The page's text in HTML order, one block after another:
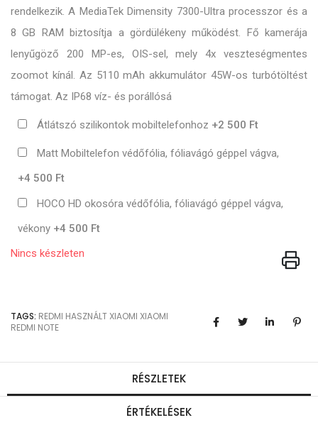
rendelkezik. A MediaTek Dimensity 7300-Ultra processzor és a
8 GB RAM biztosítja a gördülékeny működést. Fő kamerája
lenyűgöző 200 MP-es, OIS-sel, mely 4x veszteségmentes
zoomot kínál. Az 5110 mAh akkumulátor 45W-os turbótöltést
támogat. Az IP68 víz- és porállósá
Átlátszó szilikontok mobiltelefonhoz +2 500 Ft
Matt Mobiltelefon védőfólia, fóliavágó géppel vágva,
+4 500 Ft
HOCO HD okosóra védőfólia, fóliavágó géppel vágva,
vékony +4 500 Ft
Nincs készleten
TAGS: REDMI HASZNÁLT XIAOMI XIAOMI
REDMI NOTE
RÉSZLETEK
ÉRTÉKELÉSEK